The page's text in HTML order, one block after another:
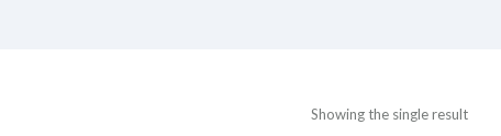
Showing the single result